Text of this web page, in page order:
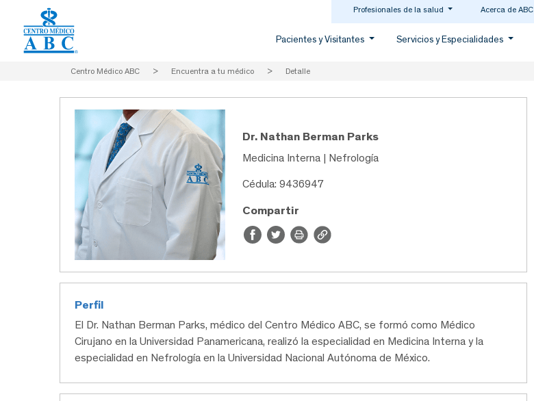
Profesionales de la salud Acerca de ABC
Pacientes y Visitantes Servicios y Especialidades
Centro Médico ABC > Encuentra a tu médico > Detalle
Dr. Nathan Berman Parks
Medicina Interna | Nefrología
Cédula: 9436947
Compartir
Perfil
El Dr. Nathan Berman Parks, médico del Centro Médico ABC, se formó como Médico
Cirujano en la Universidad Panamericana, realizó la especialidad en Medicina Interna y la
especialidad en Nefrología en la Universidad Nacional Autónoma de México.